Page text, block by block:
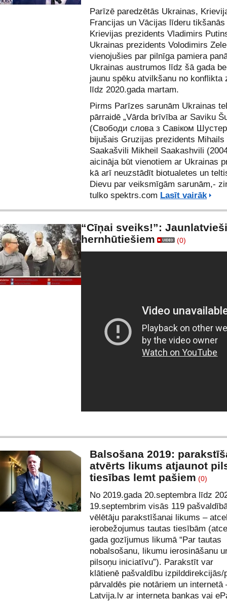
Parīzē paredzētās Ukrainas,
Francijas un Vācijas līderu
Krievijas prezidents Vladimirs
Ukrainas prezidents Volodimirs
vienojušies par pilnīga pamiera
Ukrainas austrumos līdz šā gada
jaunu spēku atvilkšanu no konflikta
līdz 2020.gada martam.
Pirms Parīzes sarunām Ukrainas
pārraidē „Vārda brīvība ar Saviku
(Свободи слова з Савіком
bijušais Gruzijas prezidents Mihails
Saakašvili Mikheil Saakashvili
aicināja būt vienotiem ar Ukrainas
kā arī neuzstādīt biotualetes un
Dievu par veiksmīgām sarunām,-
tulko spektrs.com Lasīt vairāk
“Cīņai sveiks!”:
hernhūtiešiem
(0)
Balsošana 2019:
atvērts likums atjaunot
tiesības lemt pašiem (0)
No 2019.gada 20.septembra līdz
19.septembrim visās 119
vēlētāju parakstīšanai likums –
ierobežojumus tautas tiesībām (
gada gozījumus likumā “Par tautas
nobalsošanu, likumu ierosināšanu
pilsoņu iniciatīvu”). Parakstīt var
klātienē pašvaldību izpilddirekcijās/
pārvaldēs pie notāriem un internetā
Latvija.lv ar interneta bankas vai